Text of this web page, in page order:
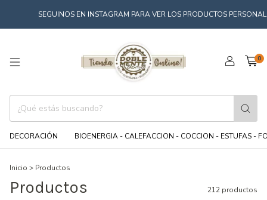
EN INSTAGRAM PARA VER LOS PRODUCTOS PERSONALIZADOS • 20%
0
DECORACIÓN BIOENERGIA - CALEFACCION - COCCION - ESTUFAS -
Inicio > Productos
Productos 212 productos